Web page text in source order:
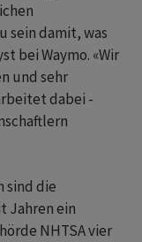
sein damit, was
bei Waymo. «Wir
und sehr
dabei -
sind die
Jahren ein
NHTSA vier